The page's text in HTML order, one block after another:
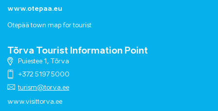
www.otepaa.eu
Otepää town map for tourist
Tõrva Tourist Information Point
Puiestee 1, Tõrva
+372 5197 5000
turism@torva.ee
www.visittorva.ee